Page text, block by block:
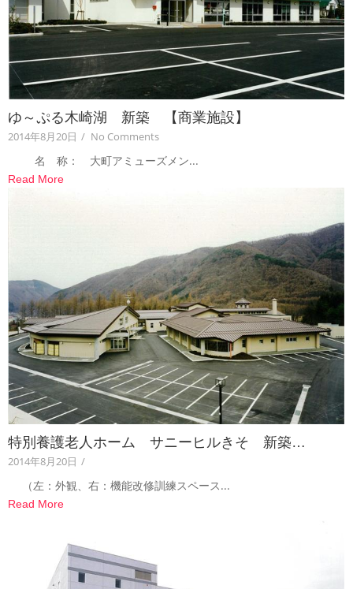
ゆ～ぷる木崎湖 新築 【商業施設】
2014年8月20日 / No Comments
名 称： 大町アミューズメン...
Read More
特別養護老人ホーム サニーヒルきそ 新築…
2014年8月20日 /
（左：外観、右：機能改修訓練スペース...
Read More